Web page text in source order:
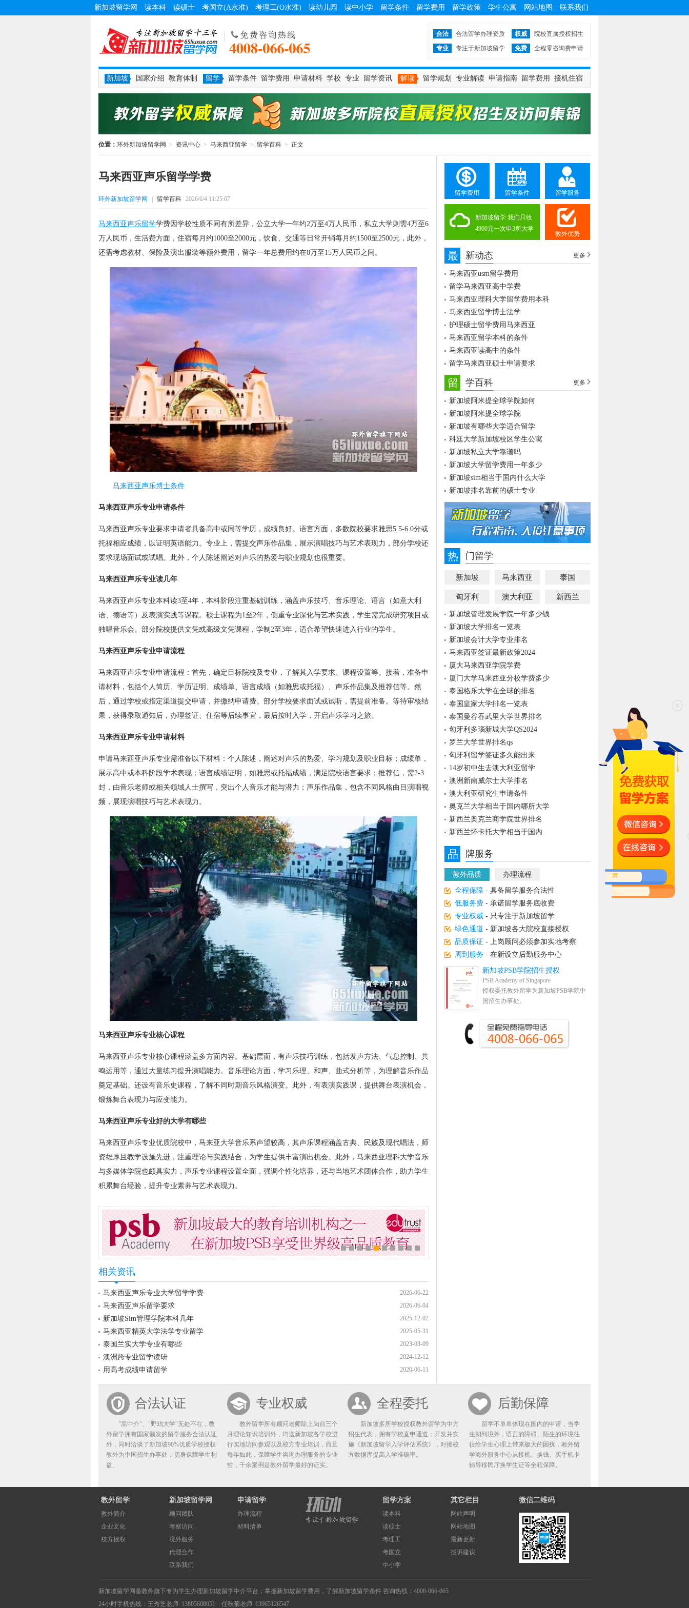
新加坡留学网 读本科 读硕士 考国立(A水准) 考理工(O水准) 读幼儿园 读中小学 留学条件 留学费用 留学政策 学生公寓 网站地图 联系我们
合法 合法留学办理资质 权威
院校直属授权招生
专业
专注于新加坡留学 免费 全程零咨询费申请
新加坡 国家介绍 教育体制 留学 留学条件 留学费用 申请材料 学校 专业 留学资讯 解读 留学规划 专业解读 申请指南 留学费用 接机住宿
位置： 环外新加坡留学网 > 资讯中心 > 马来西亚留学 > 留学百科 > 正文
马来西亚声乐留学学费
环外新加坡留学网 留学百科 2026/6/4 11:25:07
马来西亚声乐留学学费因学校性质不同有所差异，公立大学一年约2万至4万人民币，私立大学则需4万至6
万人民币，生活费方面，住宿每月约1000至2000元，饮食、交通等日常开销每月约1500至2500元，此外，
还需考虑教材、保险及演出服装等额外费用，留学一年总费用约在8万至15万人民币之间。
马来西亚声乐博士条件
马来西亚声乐专业申请条件
马来西亚声乐专业要求申请者具备高中或同等学历，成绩良好。语言方面，多数院校要求雅思5.5-6.0分或
托福相应成绩，以证明英语能力。专业上，需提交声乐作品集，展示演唱技巧与艺术表现力，部分学校还
要求现场面试或试唱。此外，个人陈述阐述对声乐的热爱与职业规划也很重要。
马来西亚声乐专业读几年
马来西亚声乐专业本科读3至4年，本科阶段注重基础训练，涵盖声乐技巧、音乐理论、语言（如意大利
语、德语等）及表演实践等课程。硕士课程为1至2年，侧重专业深化与艺术实践，学生需完成研究项目或
独唱音乐会。部分院校提供文凭或高级文凭课程，学制2至3年，适合希望快速进入行业的学生。
马来西亚声乐专业申请流程
马来西亚声乐专业申请流程：首先，确定目标院校及专业，了解其入学要求、课程设置等。接着，准备申
请材料，包括个人简历、学历证明、成绩单、语言成绩（如雅思或托福）、声乐作品集及推荐信等。然
后，通过学校或指定渠道提交申请，并缴纳申请费。部分学校要求面试或试听，需提前准备。等待审核结
果，获得录取通知后，办理签证、住宿等后续事宜，最后按时入学，开启声乐学习之旅。
马来西亚声乐专业申请材料
申请马来西亚声乐专业需准备以下材料：个人陈述，阐述对声乐的热爱、学习规划及职业目标；成绩单，
展示高中或本科阶段学术表现；语言成绩证明，如雅思或托福成绩，满足院校语言要求；推荐信，需2-3
封，由音乐老师或相关领域人士撰写，突出个人音乐才能与潜力；声乐作品集，包含不同风格曲目演唱视
频，展现演唱技巧与艺术表现力。
马来西亚声乐专业核心课程
马来西亚声乐专业核心课程涵盖多方面内容。基础层面，有声乐技巧训练，包括发声方法、气息控制、共
鸣运用等，通过大量练习提升演唱能力。音乐理论方面，学习乐理、和声、曲式分析等，为理解音乐作品
奠定基础。还设有音乐史课程，了解不同时期音乐风格演变。此外，有表演实践课，提供舞台表演机会，
锻炼舞台表现力与应变能力。
马来西亚声乐专业好的大学有哪些
马来西亚声乐专业优质院校中，马来亚大学音乐系声望较高，其声乐课程涵盖古典、民族及现代唱法，师
资雄厚且教学设施先进，注重理论与实践结合，为学生提供丰富演出机会。此外，马来西亚理科大学音乐
与多媒体学院也颇具实力，声乐专业课程设置全面，强调个性化培养，还与当地艺术团体合作，助力学生
积累舞台经验，提升专业素养与艺术表现力。
相关资讯
2026-06-22
马来西亚声乐专业大学留学学费
2026-06-04
马来西亚声乐留学要求
2025-12-02
新加坡Sim管理学院本科几年
2025-05-31
马来西亚精英大学法学专业留学
2023-03-09
泰国兰实大学专业有哪些
2024-12-12
澳洲跨专业留学读研
2020-06-11
用高考成绩申请留学
留学费用 留学条件 留学服务
新加坡留学 我们只收
4900元一次申3所大学
教外优势
最 新动态 更多
马来西亚usm留学费用
留学马来西亚高中学费
马来西亚理科大学留学费用本科
马来西亚留学博士法学
护理硕士留学费用马来西亚
马来西亚留学本科的条件
马来西亚读高中的条件
留学马来西亚硕士申请要求
留 学百科 更多
新加坡阿米提全球学院如何
新加坡阿米提全球学院
新加坡有哪些大学适合留学
科廷大学新加坡校区学生公寓
新加坡私立大学靠谱吗
新加坡大学留学费用一年多少
新加坡sim相当于国内什么大学
新加坡排名靠前的硕士专业
热 门留学
新加坡 马来西亚 泰国
匈牙利 澳大利亚 新西兰
新加坡管理发展学院一年多少钱
新加坡大学排名一览表
新加坡会计大学专业排名
马来西亚签证最新政策2024
厦大马来西亚学院学费
厦门大学马来西亚分校学费多少
泰国格乐大学在全球的排名
泰国皇家大学排名一览表
泰国曼谷吞武里大学世界排名
匈牙利多瑙新城大学QS2024
罗兰大学世界排名qs
匈牙利留学签证多久能出来
14岁初中生去澳大利亚留学
澳洲新南威尔士大学排名
澳大利亚研究生申请条件
奥克兰大学相当于国内哪所大学
新西兰奥克兰商学院世界排名
新西兰怀卡托大学相当于国内
品 牌服务
教外品质 办理流程
全程保障 - 具备留学服务合法性
低服务费 - 承诺留学服务底收费
专业权威 - 只专注于新加坡留学
绿色通道 - 新加坡各大院校直接授权
品质保证 - 上岗顾问必须参加实地考察
周到服务 - 在新设立后勤服务中心
合法认证
"黑中介"、"野鸡大学"无处不在，教
外留学拥有国家颁发的留学服务合法认证
外，同时洽谈了新加坡90%优质学校授权
教外为中国招生办事处，切身保障学生利
益。
专业权威
教外留学所有顾问老师除上岗前三个
月理论知识培训外，均送新加坡各学校进
行实地访问参观以及校方专业培训，而且
每年如此，保障学生咨询办理服务的专业
性，千余案例是教外留学最好的证实。
全程委托
新加坡多所学校授权教外留学为中方
招生代表，拥有学校直申通道；开发并实
施《新加坡留学入学评估系统》，对接校
方数据库提高入学准确率。
后勤保障
留学不单单体现在国内的申请，当学
生初到境外，语言的障碍、陌生的环境往
往给学生心理上带来极大的困扰，教外留
学海外服务中心从接机、换钱、买手机卡
辅导移民厅换学生证等全程保障。
教外留学
教外简介
企业文化
校方授权
新加坡留学网
顾问团队
考察访问
境外服务
代理合作
联系我们
申请留学
办理流程
材料清单
留学方案
读本科
读硕士
考理工
考国立
中小学
其它栏目
网站声明
网站地图
最新更新
投诉建议
微信二维码
新加坡留学网 是教外旗下专为学生办理新加坡留学中介平台；掌握新加坡留学费用 ，了解新加坡留学条件 咨询热线：4008-066-065
24小时手机热线： 王秀芝老师: 13805608051 任秋菊老师: 13965126547